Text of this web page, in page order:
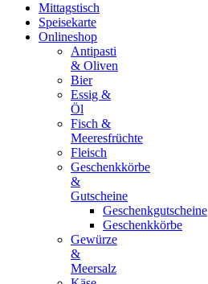
Mittagstisch
Speisekarte
Onlineshop
Antipasti
& Oliven
Bier
Essig &
Öl
Fisch &
Meeresfrüchte
Fleisch
Geschenkkörbe
&
Gutscheine
Geschenkgutscheine
Geschenkkörbe
Gewürze
&
Meersalz